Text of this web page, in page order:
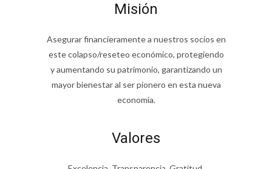
Misión
Asegurar financieramente a nuestros socios en
este colapso/reseteo económico, protegiendo
y aumentando su patrimonio, garantizando un
mayor bienestar al ser pionero en esta nueva
economía.
Valores